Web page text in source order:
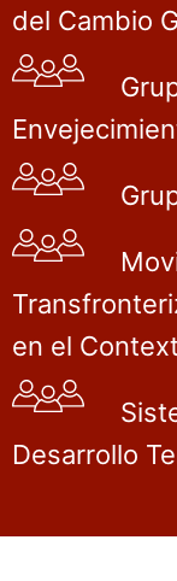
del Cambio
en el
Desarrollo